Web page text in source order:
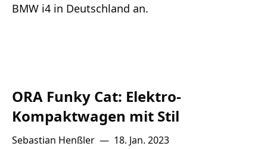
BMW i4 in Deutschland an.
ORA Funky Cat: Elektro-
Kompaktwagen mit Stil
Sebastian Henßler — 18. Jan. 2023